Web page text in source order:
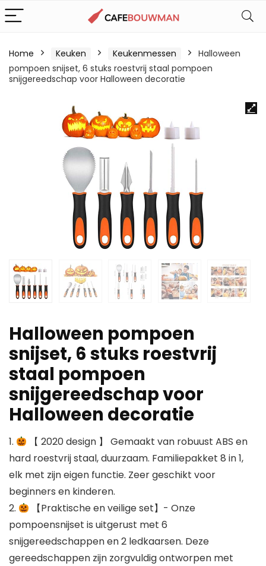
Home Keuken Keukenmessen
Halloween
pompoen snijset, 6 stuks roestvrij staal pompoen
snijgereedschap voor Halloween decoratie
Halloween pompoen
snijset, 6 stuks roestvrij
staal pompoen
snijgereedschap voor
Halloween decoratie
1.
【 2020 design 】 Gemaakt van robuust ABS en
hard roestvrij staal, duurzaam. Familiepakket 8 in 1,
elk met zijn eigen functie. Zeer geschikt voor
beginners en kinderen.
2.
【Praktische en veilige set】- Onze
pompoensnijset is uitgerust met 6
snijgereedschappen en 2 ledkaarsen. Deze
gereedschappen zijn zorgvuldig ontworpen met